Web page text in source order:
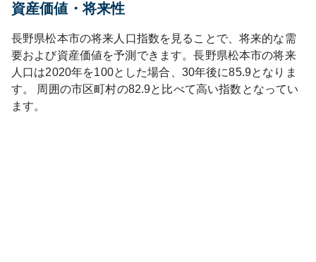
資産価値・将来性
長野県松本市の将来人口指数を見ることで、将来的な需
要および資産価値を予測できます。長野県松本市の将来
人口は2020年を100とした場合、30年後に85.9となりま
す。
周囲の市区町村の82.9と比べて高い指数となってい
ます。